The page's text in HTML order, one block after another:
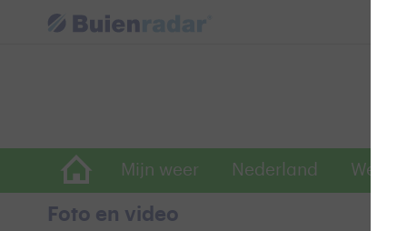
Mijn weer Nederland
Foto en video